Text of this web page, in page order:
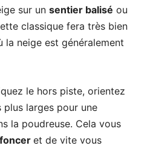
sur un sentier balisé ou
classique fera très bien
la neige est généralement
le hors piste, orientez
larges pour une
la poudreuse. Cela vous
et de vite vous